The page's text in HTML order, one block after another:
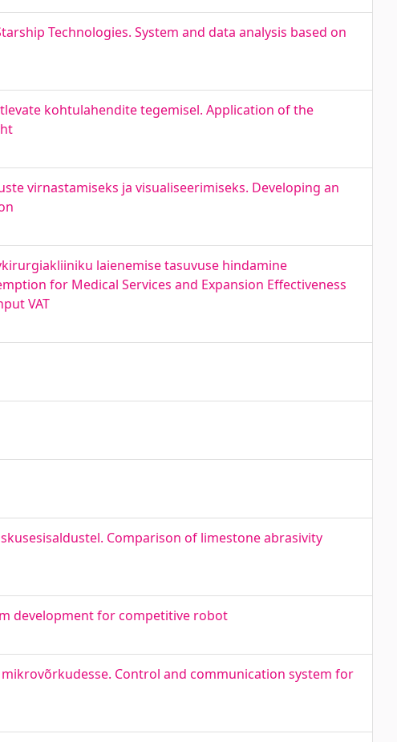
Technologies. System and data analysis based on
kohtulahendite tegemisel. Application of the
virnastamiseks ja visualiseerimiseks. Developing an
laienemise tasuvuse hindamine
for Medical Services and Expansion Effectiveness
VAT
Comparison of limestone abrasivity
development for competitive robot
Control and communication system for